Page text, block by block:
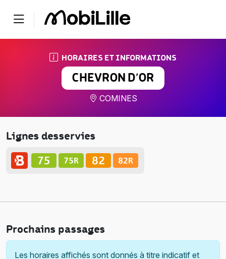
HORAIRES ET INFORMATIONS
CHEVRON D’OR
COMINES
Lignes desservies
Prochains passages
Les horaires affichés sont donnés à titre indicatif et